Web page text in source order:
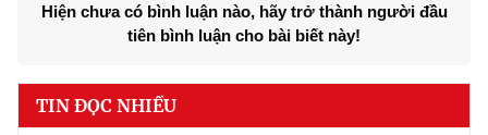
Hiện chưa có bình luận nào, hãy trở thành người đầu
tiên bình luận cho bài biết này!
TIN ĐỌC NHIỀU